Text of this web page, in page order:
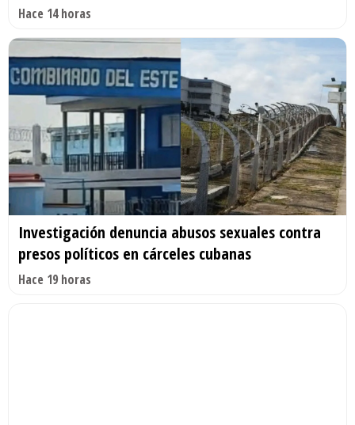
Hace 14 horas
Investigación denuncia abusos sexuales contra
presos políticos en cárceles cubanas
Hace 19 horas